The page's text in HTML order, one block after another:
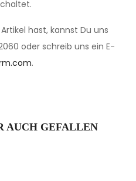
hast, kannst Du uns
oder schreib uns ein E-
.
AUCH GEFALLEN